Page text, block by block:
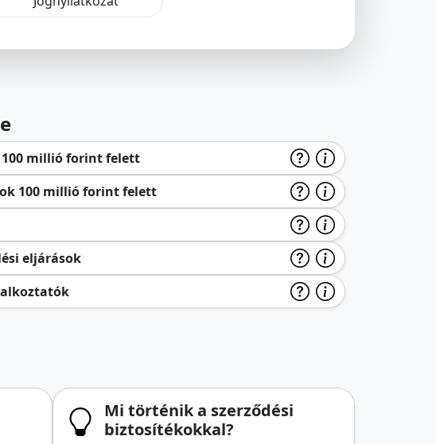
millió forint felett
100 millió forint felett
eljárások
Mi történik a szerződési
biztosítékokkal?